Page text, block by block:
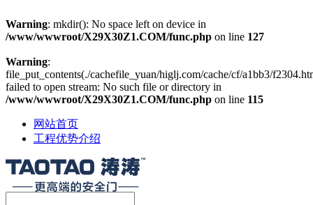
Warning: mkdir(): No space left on device in
/www/wwwroot/X29X30Z1.COM/func.php on line 127
Warning:
file_put_contents(./cachefile_yuan/higlj.com/cache/cf/a1bb3/
failed to open stream: No such file or directory in
/www/wwwroot/X29X30Z1.COM/func.php on line 115
网站首页
工程优势介绍